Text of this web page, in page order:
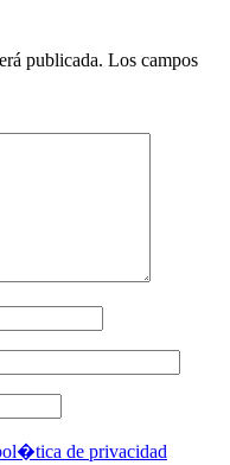
publicada. Los campos
de privacidad